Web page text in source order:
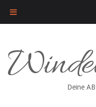
content
Deine